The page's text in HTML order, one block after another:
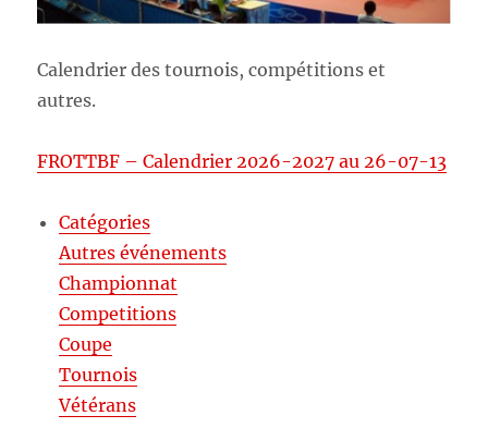
Calendrier des tournois, compétitions et
autres.
FROTTBF – Calendrier 2026-2027 au 26-07-13
Catégories
Autres événements
Championnat
Competitions
Coupe
Tournois
Vétérans